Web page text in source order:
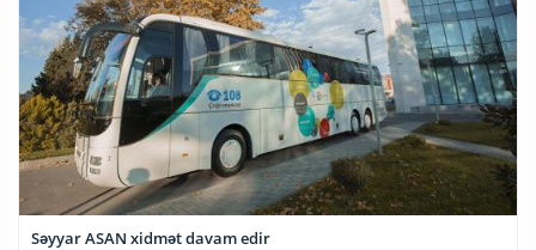
Səyyar ASAN xidmət davam edir